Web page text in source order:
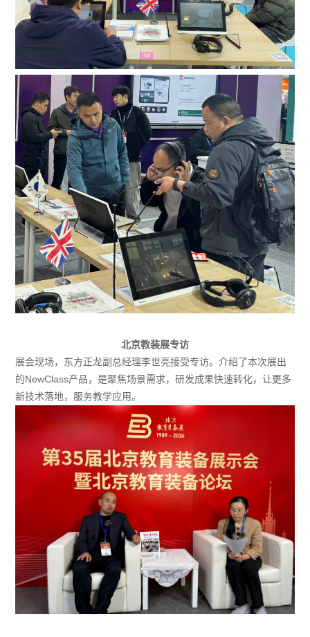
北京教装展专访
展会现场，东方正龙副总经理李世亮接受专访。介绍了本次展出
的NewClass产品，是聚焦场景需求，研发成果快速转化，让更多
新技术落地，服务教学应用。